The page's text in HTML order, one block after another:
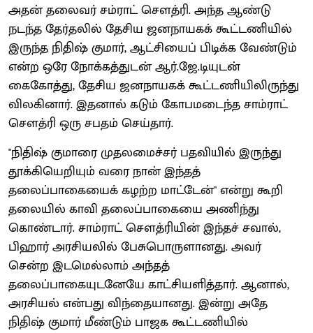
அதன் தலைவர் சம்ராட் சௌத்ரி. அந்த ஆண்டு
நடந்த தேர்தலில் தேசிய ஜனநாயகக் கூட்டணியில்
இருந்த நிதிஷ் குமார், ஆட்சியைப் பிடிக்க வேண்டும்
என்ற ஒரே நோக்கத்துடன் ஆர்.ஜே.டியுடன்
கைகோத்து, தேசிய ஜனநாயகக் கூட்டணியிலிருந்து
விலகினார். இதனால் கடும் கோபமடைந்த சாம்ராட்
சௌத்ரி ஒரு சபதம் செய்தார்.
"நிதிஷ் குமாரை முதலமைச்சர் பதவியில் இருந்து
தூக்கியெறியும் வரை நான் இந்தத்
தலைப்பாகையைக் கழற்ற மாட்டேன்" என்று கூறி
தலையில் காவி தலைப்பாகையை அணிந்து
கொண்டார். சாம்ராட் சௌத்ரியின் இந்தச் சவால்,
பிஹார் அரசியலில் பேசுபொருளானது. அவர்
சென்ற இடமெல்லாம் அந்தத்
தலைப்பாகையுடனேயே காட்சியளித்தார். ஆனால்,
அரசியல் என்பது விந்தையானது. இன்று அதே
நிதிஷ் குமார் மீண்டும் பாஜக கூட்டணியில்